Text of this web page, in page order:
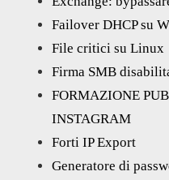
Failover DHCP su
File critici su Linux
Firma SMB
FORMAZIONE
INSTAGRAM
Forti IP Export
Generatore di